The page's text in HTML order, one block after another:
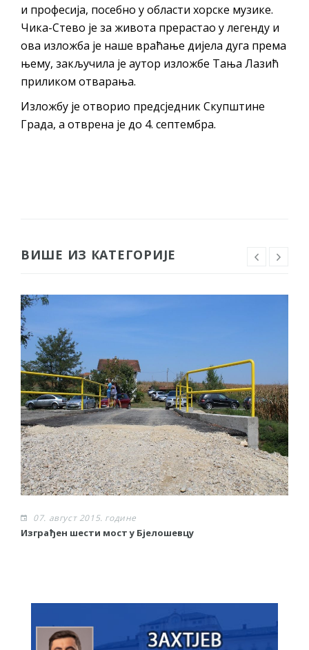
и професија, посебно у области хорске музике.
Чика-Стево је за живота прерастао у легенду и
ова изложба је наше враћање дијела дуга према
њему, закључила је аутор изложбе Тања Лазић
приликом отварања.
Изложбу је отворио предсједник Скупштине
Града, а отврена је до 4. септембра.
ВИШЕ ИЗ КАТЕГОРИЈЕ
07. август 2015. године
Изграђен шести мост у Бјелошевцу